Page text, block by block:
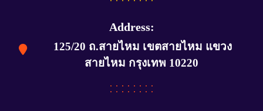
Address:
125/20 ถ.สายไหม เขตสายไหม แขวง
สายไหม กรุงเทพ 10220